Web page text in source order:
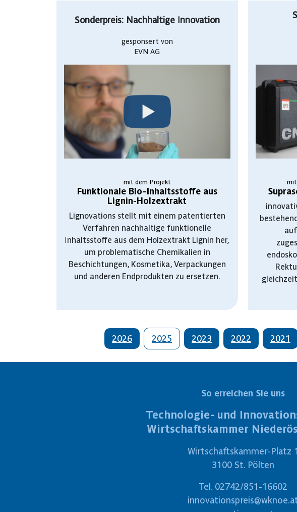
Sonderpreis: Nachhaltige Innovation
gesponsert von
EVN AG
mit dem Projekt
Funktionale Bio-Inhaltsstoffe aus
Lignin-Holzextrakt
Lignovations stellt mit einem patentierten
Verfahren nachhaltige funktionelle
Inhaltsstoffe aus dem Holzextrakt Lignin her,
um problematische Chemikalien in
Beschichtungen, Kosmetika, Verpackungen
und anderen Endprodukten zu ersetzen.
2026 2025 2023 2022 2021
So erreichen Sie uns
Technologie- und
Wirtschaftskammer
Wirtschaftskammer-Platz 1
3100 St. Pölten
Tel. 02742/851-16602